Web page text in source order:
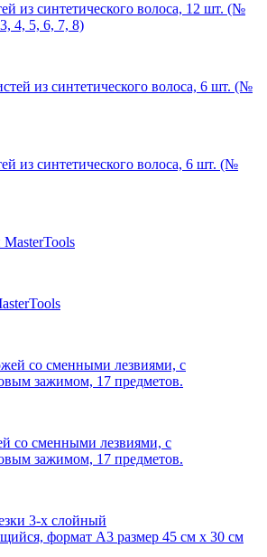
из синтетического волоса, 12 шт. (№
4, 5, 6, 7, 8)
из синтетического волоса, 6 шт. (№
со сменными лезвиями, с
зажимом, 17 предметов.